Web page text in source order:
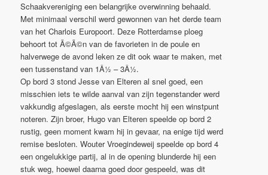
Schaakvereniging een belangrijke overwinning behaald.
Met minimaal verschil werd gewonnen van het derde team
van het Charlois Europoort. Deze Rotterdamse ploeg
behoort tot Ã©Ã©n van de favorieten in de poule en
halverwege de avond leken ze dit ook waar te maken, met
een tussenstand van 1Â½ – 3Â½.
Op bord 3 stond Jesse van Elteren al snel goed, een
misschien iets te wilde aanval van zijn tegenstander werd
vakkundig afgeslagen, als eerste mocht hij een winstpunt
noteren. Zijn broer, Hugo van Elteren speelde op bord 2
rustig, geen moment kwam hij in gevaar, na enige tijd werd
remise besloten. Wouter Vroegindeweij speelde op bord 4
een ongelukkige partij, al in de opening blunderde hij een
stuk weg, hoewel daarna goed door gespeeld, was dit